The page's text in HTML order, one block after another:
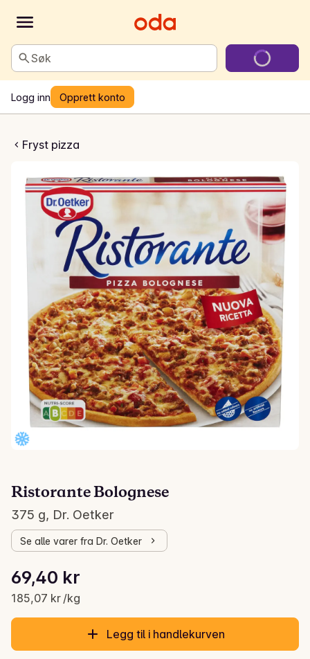
Søk
Logg inn Opprett konto
Fryst pizza
Bolognese
Ristorante Bolognese
375 g, Dr. Oetker
Se alle varer fra Dr. Oetker
Gjeldende pris er: 69,40 kr
69,40 kr
185,07 kr /kg
Stykkpris: 185,07 kr /kg
Legg til i handlekurven